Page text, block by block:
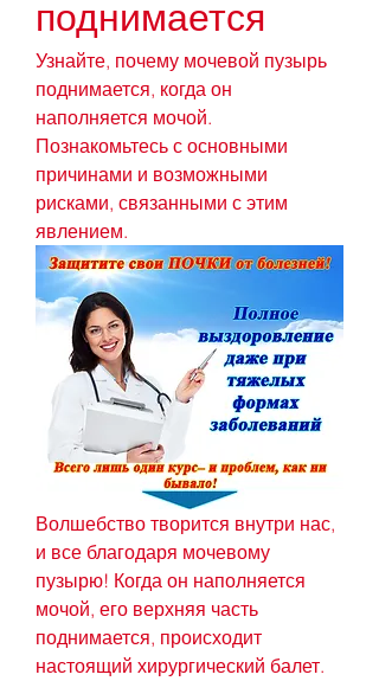
поднимается
Узнайте, почему мочевой пузырь
поднимается, когда он
наполняется мочой.
Познакомьтесь с основными
причинами и возможными
рисками, связанными с этим
явлением.
Волшебство творится внутри нас,
и все благодаря мочевому
пузырю! Когда он наполняется
мочой, его верхняя часть
поднимается, происходит
настоящий хирургический балет.